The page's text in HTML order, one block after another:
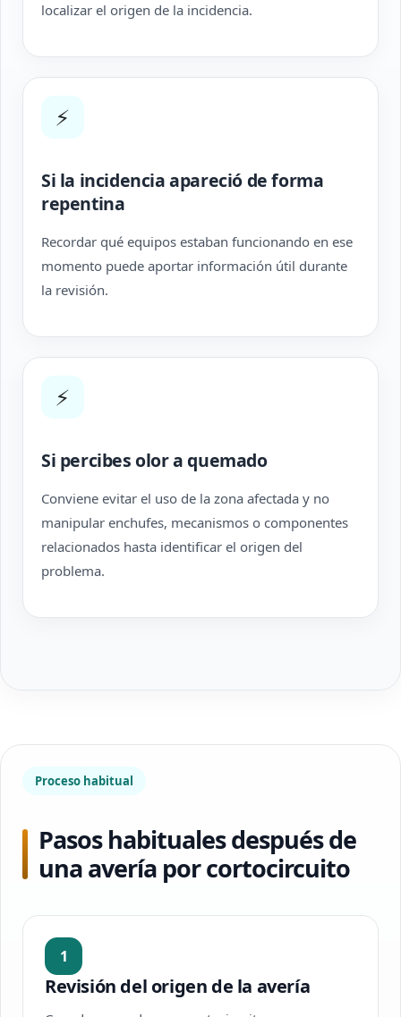
localizar el origen de la incidencia.
⚡
Si la incidencia apareció de forma
repentina
Recordar qué equipos estaban funcionando en ese
momento puede aportar información útil durante
la revisión.
⚡
Si percibes olor a quemado
Conviene evitar el uso de la zona afectada y no
manipular enchufes, mecanismos o componentes
relacionados hasta identificar el origen del
problema.
Proceso habitual
Pasos habituales después de
una avería por cortocircuito
1
Revisión del origen de la avería